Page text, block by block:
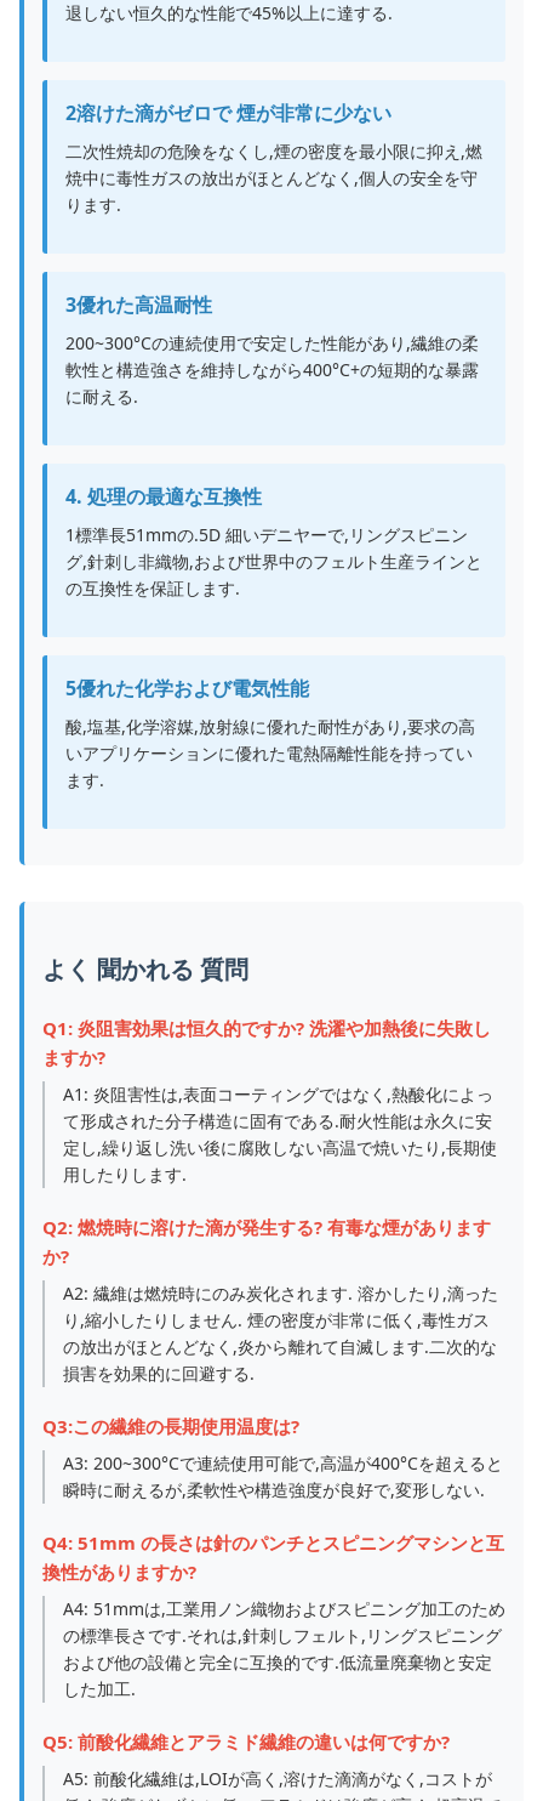
退しない恒久的な性能で45%以上に達する.
2溶けた滴がゼロで 煙が非常に少ない
二次性焼却の危険をなくし,煙の密度を最小限に抑え,燃
焼中に毒性ガスの放出がほとんどなく,個人の安全を守
ります.
3優れた高温耐性
200~300°Cの連続使用で安定した性能があり,繊維の柔
軟性と構造強さを維持しながら400°C+の短期的な暴露
に耐える.
4. 処理の最適な互換性
1標準長51mmの.5D 細いデニヤーで,リングスピニン
グ,針刺し非織物,および世界中のフェルト生産ラインと
の互換性を保証します.
5優れた化学および電気性能
酸,塩基,化学溶媒,放射線に優れた耐性があり,要求の高
いアプリケーションに優れた電熱隔離性能を持ってい
ます.
よく 聞かれる 質問
Q1: 炎阻害効果は恒久的ですか? 洗濯や加熱後に失敗し
ますか?
A1: 炎阻害性は,表面コーティングではなく,熱酸化によっ
て形成された分子構造に固有である.耐火性能は永久に安
定し,繰り返し洗い後に腐敗しない高温で焼いたり,長期使
用したりします.
Q2: 燃焼時に溶けた滴が発生する? 有毒な煙があります
か?
A2: 繊維は燃焼時にのみ炭化されます. 溶かしたり,滴った
り,縮小したりしません. 煙の密度が非常に低く,毒性ガス
の放出がほとんどなく,炎から離れて自滅します.二次的な
損害を効果的に回避する.
Q3:この繊維の長期使用温度は?
A3: 200~300°Cで連続使用可能で,高温が400°Cを超えると
瞬時に耐えるが,柔軟性や構造強度が良好で,変形しない.
Q4: 51mm の長さは針のパンチとスピニングマシンと互
換性がありますか?
A4: 51mmは,工業用ノン織物およびスピニング加工のため
の標準長さです.それは,針刺しフェルト,リングスピニング
および他の設備と完全に互換的です.低流量廃棄物と安定
した加工.
Q5: 前酸化繊維とアラミド繊維の違いは何ですか?
A5: 前酸化繊維は,LOIが高く,溶けた滴滴がなく,コストが